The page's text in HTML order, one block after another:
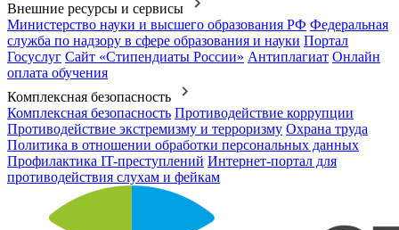
Внешние ресурсы и сервисы
Министерство науки и высшего образования РФ Федеральная
служба по надзору в сфере образования и науки Портал
Госуслуг Сайт «Стипендиаты России» Антиплагиат Онлайн
оплата обучения
Комплексная безопасность
Комплексная безопасность Противодействие коррупции
Противодействие экстремизму и терроризму Охрана труда
Политика в отношении обработки персональных данных
Профилактика IT-преступлений Интернет-портал для
противодействия слухам и фейкам